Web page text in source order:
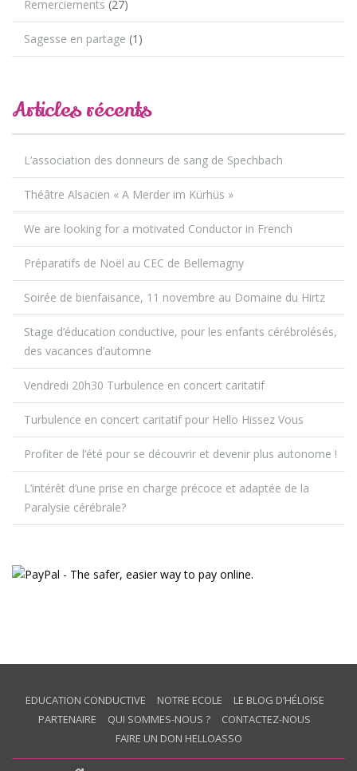
Remerciements (27)
Sagesse en partage (1)
Articles récents
L’association des donneurs de sang de Spechbach
Théâtre Alsacien « A Merder im Kürhüs »
We are looking for a motivated Conductor in French
Préparatifs de Noël au CEC de Bellemagny
Soirée de bienfaisance, 11 novembre au Domaine du Hirtz
Stage d’éducation conductive, pour les enfants cérébrolésés,
des vacances d’automne
Vendredi 20h30 Turbulence en concert caritatif
Turbulence en concert caritatif pour Hello Hissez Vous
Profiter de l’été pour se découvrir et devenir plus autonome !
L’intérêt d’une prise en charge précoce et adaptée de la
Paralysie cérébrale?
EDUCATION CONDUCTIVE NOTRE ECOLE
LE BLOG D’HÉLOISE
PARTENAIRE
QUI SOMMES-NOUS ?
CONTACTEZ-NOUS
FAIRE UN DON HELLOASSO